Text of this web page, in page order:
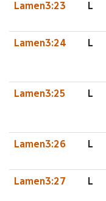
Lamen3:23 L
Lamen3:24 L
Lamen3:25 L
Lamen3:26 L
Lamen3:27 L